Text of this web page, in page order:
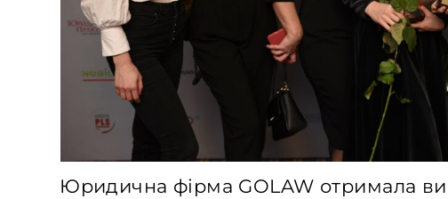
Юридична фірма GOLAW отримала